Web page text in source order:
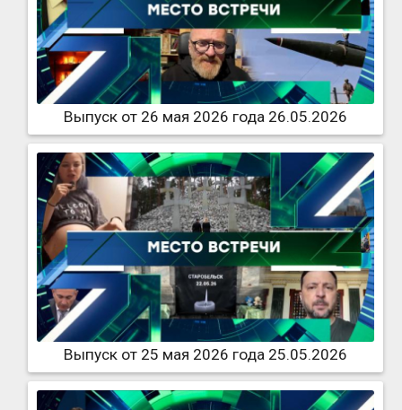
Выпуск от 26 мая 2026 года 26.05.2026
Выпуск от 25 мая 2026 года 25.05.2026